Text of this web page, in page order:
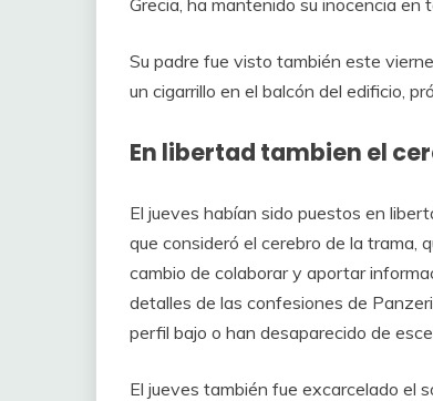
Su padre fue visto también este
un cigarrillo en el balcón del edificio,
En libertad tambien el
El jueves habían sido puestos en
que consideró el cerebro de la trama,
cambio de colaborar y aportar
detalles de las confesiones de
perfil bajo o han desaparecido de
El jueves también fue excarcelado el